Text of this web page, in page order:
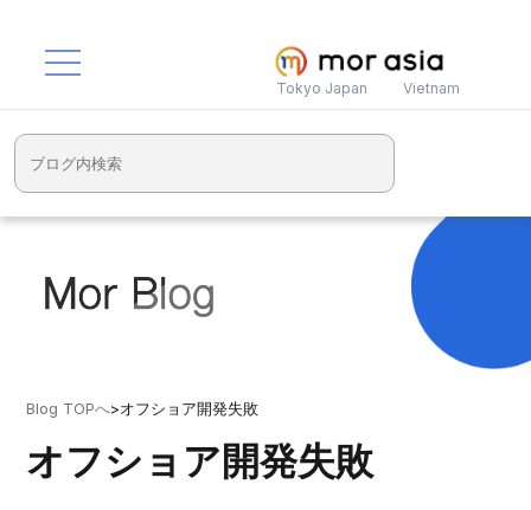
Tokyo Japan Vietnam
Blog TOPへ>オフショア開発失敗
オフショア開発失敗